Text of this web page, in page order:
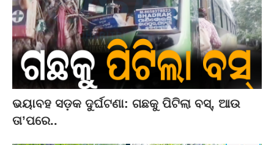
ଭୟାବହ ସଡ଼କ ଦୁର୍ଘଟଣା: ଗଛକୁ ପିଟିଲା ବସ୍‌, ଆଉ
ତା’ପରେ..